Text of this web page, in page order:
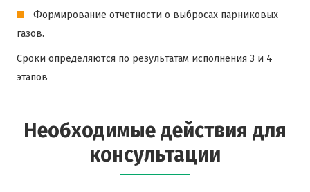
Формирование отчетности о выбросах парниковых
газов.
Сроки определяются по результатам исполнения 3 и 4
этапов
Необходимые действия для
консультации